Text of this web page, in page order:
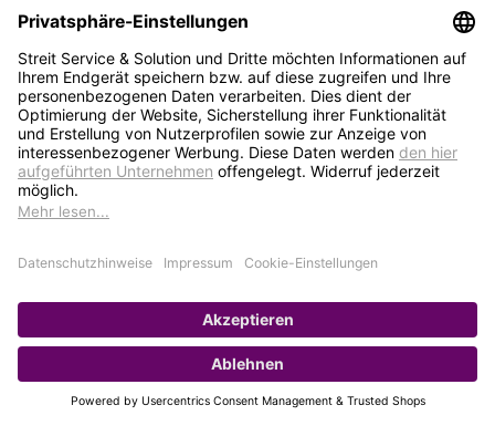
Neue Produkte, Blogbeiträge, Eventeinladungen und
vieles mehr
Bleiben Sie auf dem Laufenden und abonnieren Sie
gerne unseren Newsletter:
Abonnieren
Unternehmen